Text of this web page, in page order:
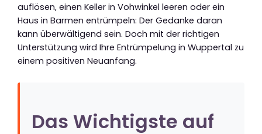
auflösen, einen Keller in Vohwinkel leeren oder ein
Haus in Barmen entrümpeln: Der Gedanke daran
kann überwältigend sein. Doch mit der richtigen
Unterstützung wird Ihre Entrümpelung in Wuppertal zu
einem positiven Neuanfang.
Das Wichtigste auf